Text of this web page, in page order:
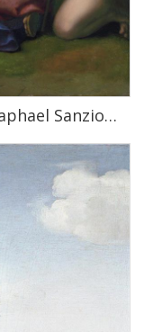
拉斐尔·圣齐奥 拉斐尔·圣齐奥 Raphael Sanzio作品集-001